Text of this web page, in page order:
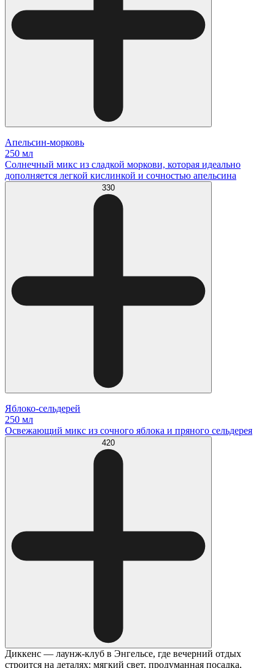
Апельсин-морковь
250 мл
Солнечный микс из сладкой моркови, которая идеально
дополняется легкой кислинкой и сочностью апельсина
330
Яблоко-сельдерей
250 мл
Освежающий микс из сочного яблока и пряного сельдерея
420
Диккенс — лаунж-клуб в Энгельсе, где вечерний отдых
строится на деталях: мягкий свет, продуманная посадка,